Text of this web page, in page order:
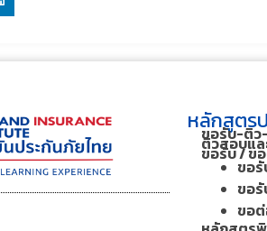
หลักสูตร
ขอรับ-ติว
ติวสอบแล
ขอรับ / ข
ขอรั
ขอรั
ขอต่